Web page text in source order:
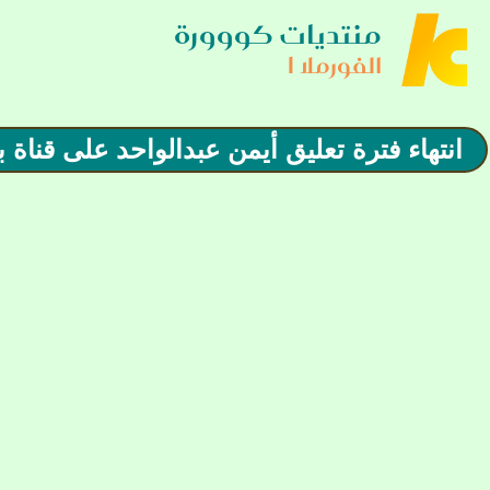
منتديات كووورة
الفورملا 1
انتهاء فترة تعليق أيمن عبدالواحد على